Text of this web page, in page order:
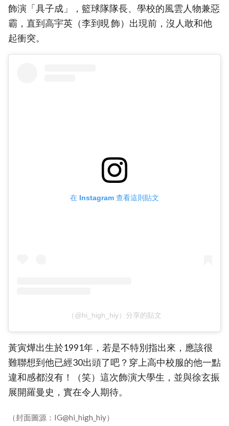
飾演「具子成」，籃球隊隊長、學校的風雲人物兼惡
霸，直到高宇英（李到晛 飾）出現前，沒人敢和他
起衝突。
在 Instagram 查看這則貼文
（@hi_high_hiy）分享的貼文
黃寅燁出生於1991年，若是不特別指出來，應該很
難聯想到他已經30出頭了吧？穿上高中校服的他一點
違和感都沒有！（笑）這次飾演大學生，並與徐玄振
展開羅曼史，實在令人期待。
（封面圖源：IG@hi_high_hiy）